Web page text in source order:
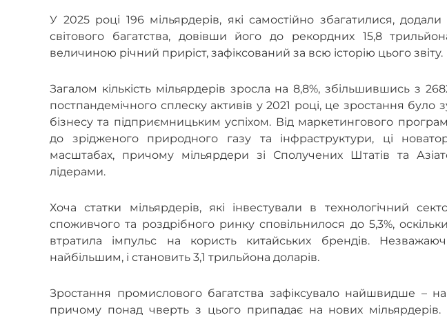
У 2025 році 196 мільярдерів, які самостійно збагатилися,
світового багатства, довівши його до рекордних 15,8
величиною річний приріст, зафіксований за всю історію цього звіту.
Загалом кількість мільярдерів зросла на 8,8%, збільшившись з
постпандемічного сплеску активів у 2021 році, це зростання
бізнесу та підприємницьким успіхом. Від маркетингового
до зрідженого природного газу та інфраструктури, ці
масштабах, причому мільярдери зі Сполучених Штатів та
лідерами.
Хоча статки мільярдерів, які інвестували в технологічний
споживчого та роздрібного ринку сповільнилося до 5,3%,
втратила імпульс на користь китайських брендів.
найбільшим, і становить 3,1 трильйона доларів.
Зростання промислового багатства зафіксувало найшвидше – на
причому понад чверть з цього припадає на нових мільярдерів.